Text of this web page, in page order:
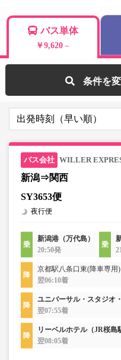
バス単体
￥9,620 ～
条件を
WILLER
新潟⇒関西
SY3653便
夜行便
新潟港（万代島）
20:50発
京都駅八条口東(降車専用)
翌06:10着
ユニバーサル・スタジオ
翌07:55着
リーベルホテル（JR桜島
翌08:05着